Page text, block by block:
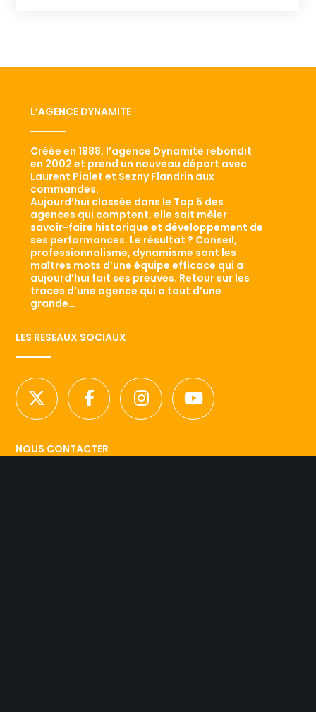
L’AGENCE DYNAMITE
Créée en 1988, l’agence Dynamite rebondit
en 2002 et prend un nouveau départ avec
Laurent Pialet et Sezny Flandrin aux
commandes.
Aujourd’hui classée dans le Top 5 des
agences qui comptent, elle sait mêler
savoir-faire historique et développement de
ses performances. Le résultat ? Conseil,
professionnalisme, dynamisme sont les
maîtres mots d’une équipe efficace qui a
aujourd’hui fait ses preuves. Retour sur les
traces d’une agence qui a tout d’une
grande…
LES RESEAUX SOCIAUX
NOUS CONTACTER